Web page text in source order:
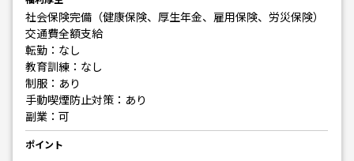
社会保険完備（健康保険、厚生年金、雇用保険、労災保険）
交通費全額支給
転勤：なし
教育訓練：なし
制服：あり
手動喫煙防止対策：あり
副業：可
ポイント